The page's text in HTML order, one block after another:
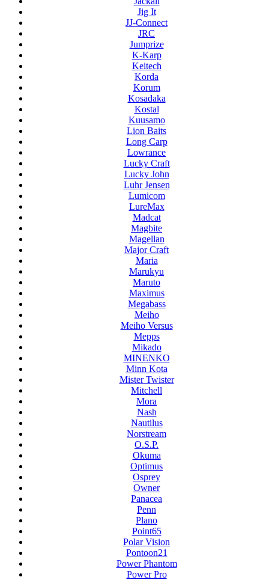
Jig It
JJ-Connect
JRC
Jumprize
K-Karp
Keitech
Korda
Korum
Kosadaka
Kostal
Kuusamo
Lion Baits
Long Carp
Lowrance
Lucky Craft
Lucky John
Luhr Jensen
Lumicom
LureMax
Madcat
Magbite
Magellan
Major Craft
Maria
Marukyu
Maruto
Maximus
Megabass
Meiho
Meiho Versus
Mepps
Mikado
MINENKO
Minn Kota
Mister Twister
Mitchell
Mora
Nash
Nautilus
Norstream
O.S.P.
Okuma
Optimus
Osprey
Owner
Panacea
Penn
Plano
Point65
Polar Vision
Pontoon21
Power Phantom
Power Pro